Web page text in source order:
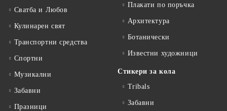
Сватба и Любов
Кулинарен свят
Транспортни средства
Спортни
Музикални
Забавни
Празници
Плакати по поръчка
Архитектура
Ботанически
Известни художници
Стикери за кола
Tribals
Забавни